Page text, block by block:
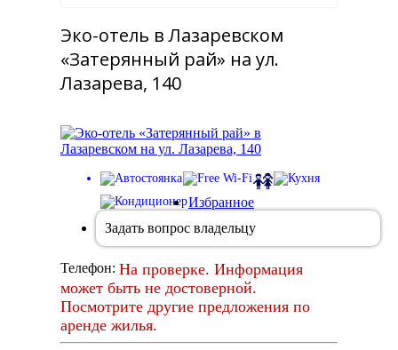
Эко-отель в Лазаревском
«Затерянный рай» на ул.
Лазарева, 140
Избранное
Задать вопрос владельцу
Телефон: На проверке. Информация
может быть не достоверной.
Посмотрите другие предложения по
аренде жилья.